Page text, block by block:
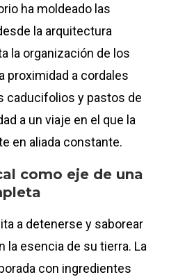
ha moldeado las
la arquitectura
la organización de los
proximidad a cordales
caducifolios y pastos de
a un viaje en el que la
en aliada constante.
como eje de una
a detenerse y saborear
la esencia de su tierra. La
con ingredientes